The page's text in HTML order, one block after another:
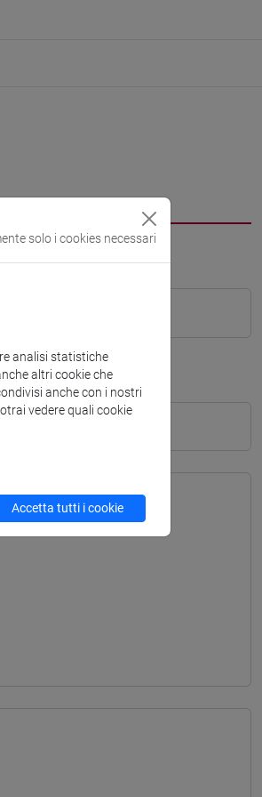
solo i cookies necessari
analisi statistiche
altri cookie che
anche con i nostri
vedere quali cookie
Accetta tutti i cookie